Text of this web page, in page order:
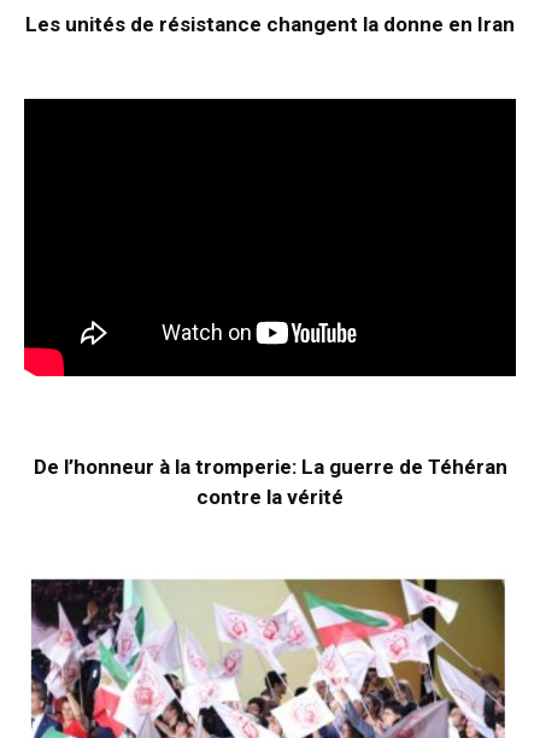
Les unités de résistance changent la donne en Iran
De l’honneur à la tromperie: La guerre de Téhéran
contre la vérité